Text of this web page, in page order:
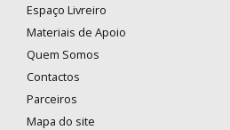
Espaço Livreiro
Materiais de Apoio
Quem Somos
Contactos
Parceiros
Mapa do site